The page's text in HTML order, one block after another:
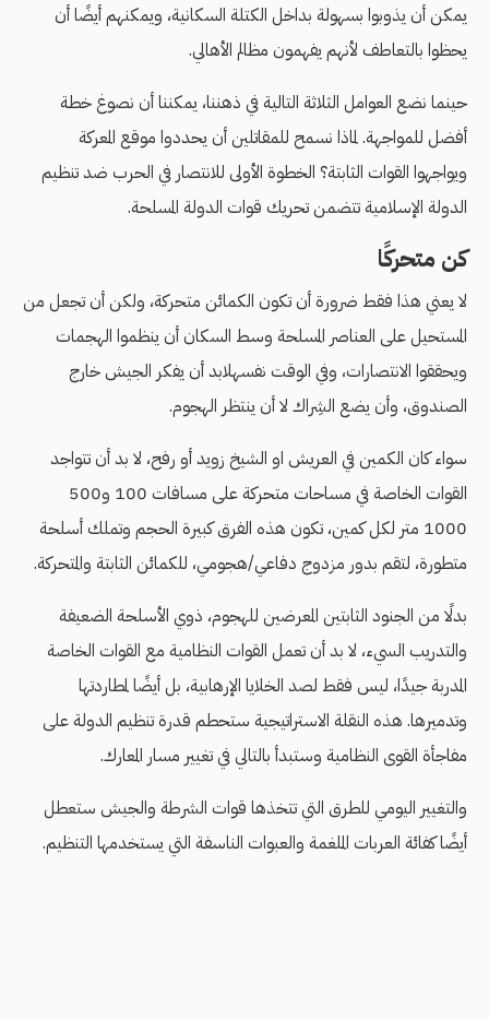
يمكن أن يذوبوا بسهولة بداخل الكتلة السكانية، ويمكنهم أيضًا أن
يحظوا بالتعاطف لأنهم يفهمون مظالم الأهالي.
حينما نضع العوامل الثلاثة التالية في ذهننا، يمكننا أن نصوغ خطة
أفضل للمواجهة. لماذا نسمح للمقاتلين أن يحددوا موقع المعركة
ويواجهوا القوات الثابتة؟ الخطوة الأولى للانتصار في الحرب ضد تنظيم
الدولة الإسلامية تتضمن تحريك قوات الدولة المسلحة.
كن متحركًا
لا يعني هذا فقط ضرورة أن تكون الكمائن متحركة، ولكن أن تجعل من
المستحيل على العناصر المسلحة وسط السكان أن ينظموا الهجمات
ويحققوا الانتصارات، وفي الوقت نفسهلابد أن يفكر الجيش خارج
الصندوق، وأن يضع الشِراك لا أن ينتظر الهجوم.
سواء كان الكمين في العريش او الشيخ زويد أو رفح، لا بد أن تتواجد
القوات الخاصة في مساحات متحركة على مسافات 100 و500
1000 متر لكل كمين، تكون هذه الفرق كبيرة الحجم وتملك أسلحة
متطورة، لتقم بدور مزدوج دفاعي/هجومي، للكمائن الثابتة والمتحركة.
بدلًا من الجنود الثابتين المعرضين للهجوم، ذوي الأسلحة الضعيفة
والتدريب السيء، لا بد أن تعمل القوات النظامية مع القوات الخاصة
المدربة جيدًا، ليس فقط لصد الخلايا الإرهابية، بل أيضًا لمطاردتها
وتدميرها. هذه النقلة الاستراتيجية ستحطم قدرة تنظيم الدولة على
مفاجأة القوى النظامية وستبدأ بالتالي في تغيير مسار المعارك.
والتغيير اليومي للطرق التي تتخذها قوات الشرطة والجيش ستعطل
أيضًا كفائة العربات الملغمة والعبوات الناسفة التي يستخدمها التنظيم.